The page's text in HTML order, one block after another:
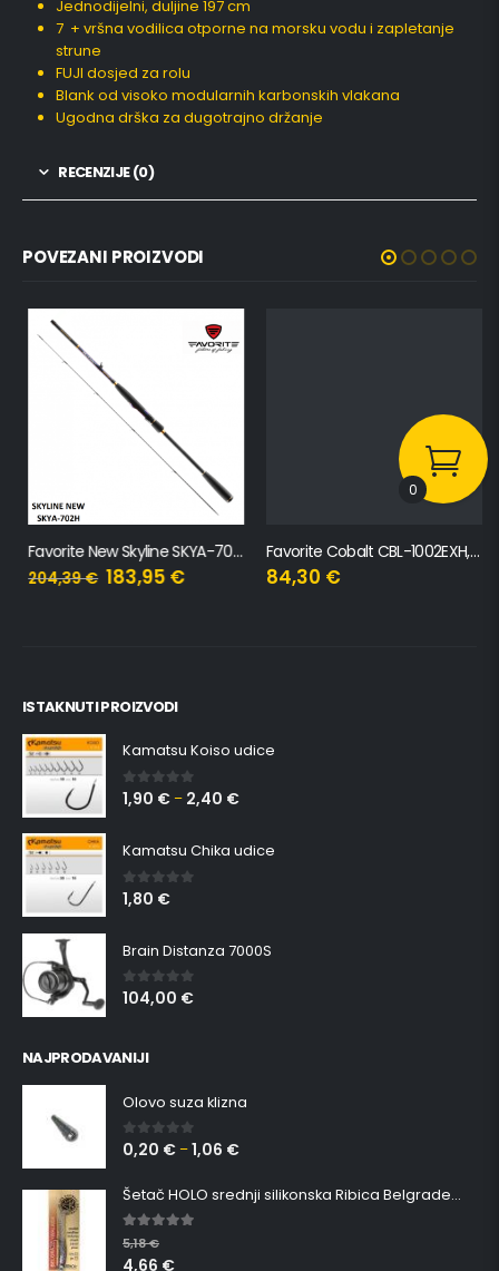
Jednodijelni, duljine 197 cm
7 + vršna vodilica otporne na morsku vodu i zapletanje
strune
FUJI dosjed za rolu
Blank od visoko modularnih karbonskih vlakana
Ugodna drška za dugotrajno držanje
RECENZIJE (0)
POVEZANI PROIZVODI
Favorite New Skyline SKYA-702H, 2.13m, 15-45g
204,39€ 183,95€
Favorite Cobalt CBL-1002EXH, 3m, 30-80g
84,30 €
ISTAKNUTI PROIZVODI
Kamatsu Koiso udice
0 out of 5
1,90 € – 2,40 €
Kamatsu Chika udice
0 out of 5
1,80 €
Brain Distanza 7000S
0out of 5
104,00 €
NAJPRODAVANIJI
Olovo suza klizna
0 out of 5
0,20 € –1,06 €
Šetač HOLO srednji silikonska Ribica Belgrade Walker
5.00out of 5
5,18€
4,66 €
0